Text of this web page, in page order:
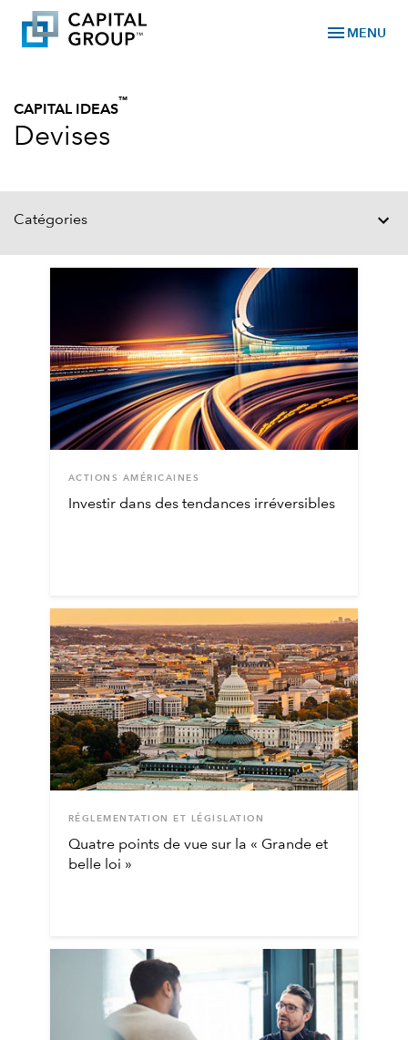
menu MENU
CAPITAL IDEAS
™
Devises
Catégories
ACTIONS AMÉRICAINES
Investir dans des tendances irréversibles
RÉGLEMENTATION ET LÉGISLATION
Quatre points de vue sur la « Grande et
belle loi »